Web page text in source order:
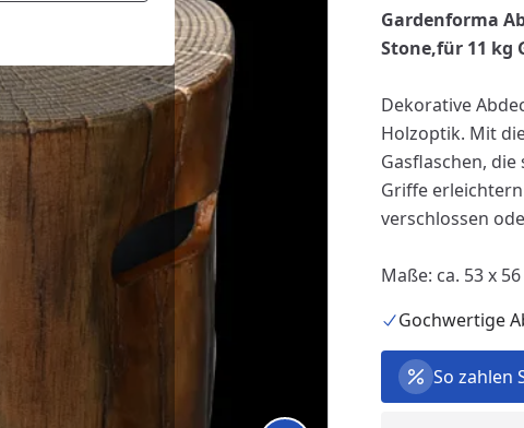
Gardenforma
Stone,für 11 kg
Dekorative
Holzoptik. Mit
Gasflaschen,
Griffe
verschlossen
Maße: ca. 53 x
Gochwertige
So zahlen